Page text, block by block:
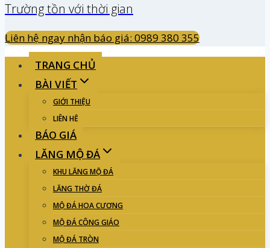
Trường tồn với thời gian
Liên hệ ngay nhận báo giá: 0989 380 355
TRANG CHỦ
BÀI VIẾT
GIỚI THIỆU
LIÊN HỆ
BÁO GIÁ
LĂNG MỘ ĐÁ
KHU LĂNG MỘ ĐÁ
LĂNG THỜ ĐÁ
MỘ ĐÁ HOA CƯƠNG
MỘ ĐÁ CÔNG GIÁO
MỘ ĐÁ TRÒN